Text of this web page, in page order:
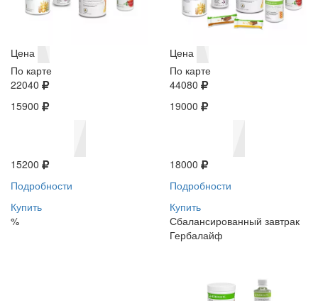
Цена
По карте
22040
15900
15200
Подробности
Купить
%
Цена
По карте
44080
19000
18000
Подробности
Купить
Сбалансированный завтрак
Гербалайф